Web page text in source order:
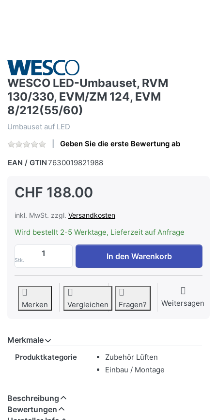
WESCO LED-Umbauset, RVM
130/330, EVM/ZM 124, EVM
8/212(55/60)
Umbauset auf LED
Geben Sie die erste Bewertung ab
EAN / GTIN7630019821988
CHF 188.00
inkl. MwSt. zzgl. Versandkosten
Wird bestellt 2-5 Werktage, Lieferzeit auf Anfrage
Stk.
WESCO LED-Umbauset, RVM 130/330,
In den Warenkorb
Merken Vergleichen Fragen? Weitersagen
Merkmale
Produktkategorie
Zubehör Lüften
Einbau / Montage
Beschreibung
Bewertungen